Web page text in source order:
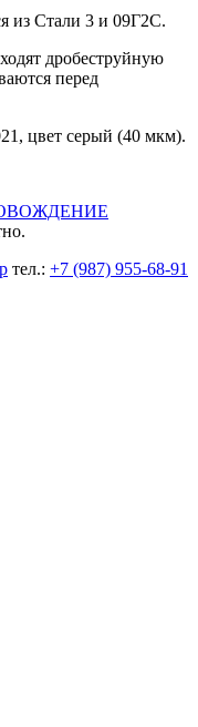
из Стали 3 и 09Г2С.
дробеструйную
перед
цвет серый (40 мкм).
тел.: +7 (987) 955-68-91